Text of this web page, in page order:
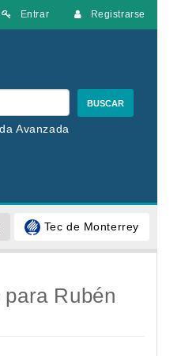
Entrar Registrarse
BUSCAR
Avanzada
Tec de Monterrey
Rubén